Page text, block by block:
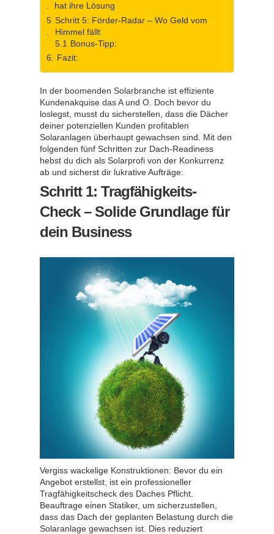
hat ihre Lösung
Schritt 5: Förder-Radar – Wo Geld vom
Himmel fällt
Bonus-Tipp:
Fazit:
In der boomenden Solarbranche ist effiziente
Kundenakquise das A und O. Doch bevor du
loslegst, musst du sicherstellen, dass die Dächer
deiner potenziellen Kunden profitablen
Solaranlagen überhaupt gewachsen sind. Mit den
folgenden fünf Schritten zur Dach-Readiness
hebst du dich als Solarprofi von der Konkurrenz
ab und sicherst dir lukrative Aufträge:
Schritt 1: Tragfähigkeits-
Check – Solide Grundlage für
dein Business
Vergiss wackelige Konstruktionen: Bevor du ein
Angebot erstellst, ist ein professioneller
Tragfähigkeitscheck des Daches Pflicht.
Beauftrage einen Statiker, um sicherzustellen,
dass das Dach der geplanten Belastung durch die
Solaranlage gewachsen ist. Dies reduziert